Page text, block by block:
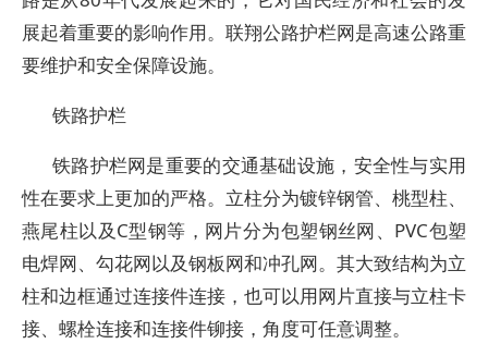
展起着重要的影响作用。联翔公路护栏网是高速公路重
要维护和安全保障设施。
铁路护栏
铁路护栏网是重要的交通基础设施，安全性与实用
性在要求上更加的严格。立柱分为镀锌钢管、桃型柱、
燕尾柱以及C型钢等，网片分为包塑钢丝网、PVC包塑
电焊网、勾花网以及钢板网和冲孔网。其大致结构为立
柱和边框通过连接件连接，也可以用网片直接与立柱卡
接、螺栓连接和连接件铆接，角度可任意调整。